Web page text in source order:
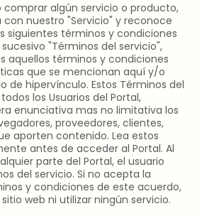
comprar algún servicio o producto,
nuestro "Servicio" y reconoce
siguientes términos y condiciones
"Términos del servicio",
aquellos términos y condiciones
que se mencionan aquí y/o
de hipervínculo. Estos Términos del
los Usuarios del Portal,
enunciativa mas no limitativa los
proveedores, clientes,
aporten contenido. Lea estos
antes de acceder al Portal. Al
parte del Portal, el usuario
del servicio. Si no acepta la
y condiciones de este acuerdo,
web ni utilizar ningún servicio.